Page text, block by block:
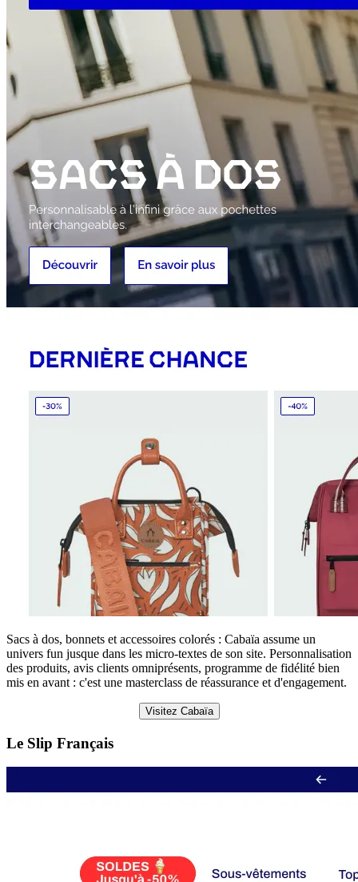
Sacs à dos, bonnets et accessoires colorés : Cabaïa assume un
univers fun jusque dans les micro-textes de son site. Personnalisation
des produits, avis clients omniprésents, programme de fidélité bien
mis en avant : c'est une masterclass de réassurance et d'engagement.
Visitez Cabaïa
Le Slip Français